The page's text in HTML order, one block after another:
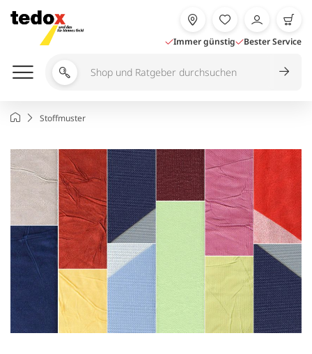
Inhalt
springen
Immer günstig Bester Service
Shop
Ratgeber
StartseiteStoffmuster